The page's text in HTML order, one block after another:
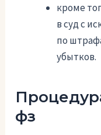
кроме
в суд с
по
убытков.
фз